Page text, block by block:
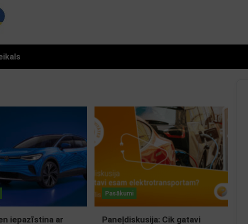
iepazīstina ar
Pasākumi
Paneļdiskusija: Cik gatavi